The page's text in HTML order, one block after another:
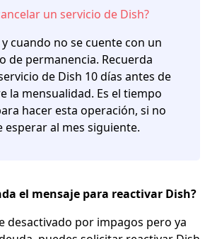
un servicio de Dish?
cuando no se cuente con un
de permanencia. Recuerda
de Dish 10 días antes de
la mensualidad. Es el tiempo
hacer esta operación, si no
esperar al mes siguiente.
el mensaje para reactivar Dish?
desactivado por impagos pero ya